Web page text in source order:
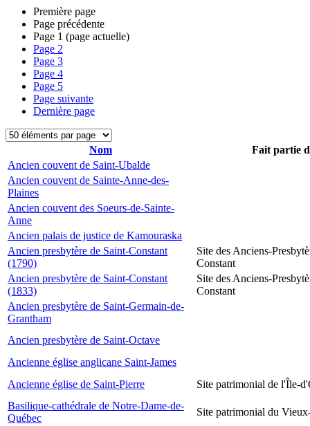
Première page
Page précédente
Page 1 (page actuelle)
Page 2
Page 3
Page 4
Page 5
Page suivante
Dernière page
Nom
Fait partie
Ancien couvent de Saint-Ubalde
Ancien couvent de Sainte-Anne-des-
Plaines
Ancien couvent des Soeurs-de-Sainte-
Anne
Ancien palais de justice de Kamouraska
Ancien presbytère de Saint-Constant
(1790)
Site des Anciens-
Constant
Ancien presbytère de Saint-Constant
(1833)
Site des Anciens-
Constant
Ancien presbytère de Saint-Germain-de-
Grantham
Ancien presbytère de Saint-Octave
Ancienne église anglicane Saint-James
Ancienne église de Saint-Pierre
Site patrimonial de l'Île-
Basilique-cathédrale de Notre-Dame-de-
Québec
Site patrimonial du